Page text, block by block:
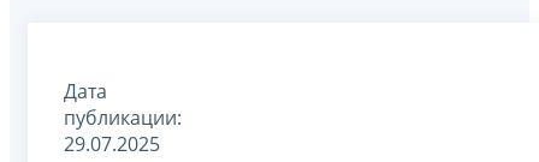
Дата
публикации:
29.07.2025